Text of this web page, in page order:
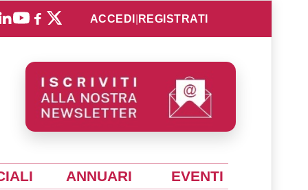
ACCEDI REGISTRATI
ANNUARI EVENTI